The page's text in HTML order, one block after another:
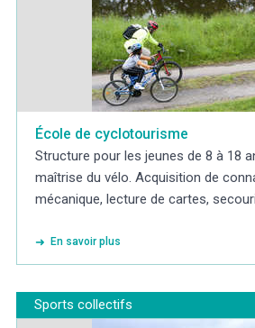
École de cyclotourisme
Structure pour les jeunes de 8 à 18
maîtrise du vélo. Acquisition de
mécanique, lecture de cartes,
En savoir plus
Sports collectifs